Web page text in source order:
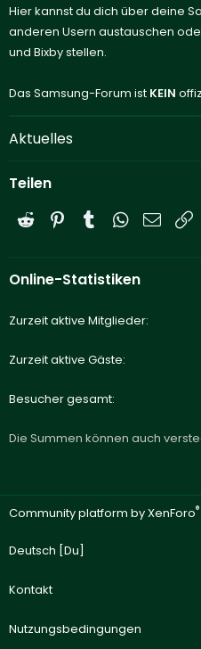
Hier kannst du dich über deine
anderen Usern austauschen
und Bixby stellen.
Das Samsung-Forum ist KEIN
Aktuelles
Teilen
Reddit PinterestTumblrWhatsApp
E-Mail
Online-Statistiken
Zurzeit aktive Mitglieder
Zurzeit aktive Gäste
Besucher gesamt
Die Summen können auch
Community platform by XenForo®
Deutsch [Du]
Kontakt
Nutzungsbedingungen